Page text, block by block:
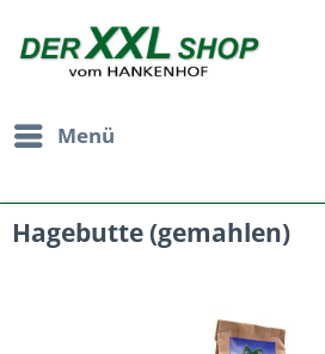
Menü
Hagebutte (gemahlen)